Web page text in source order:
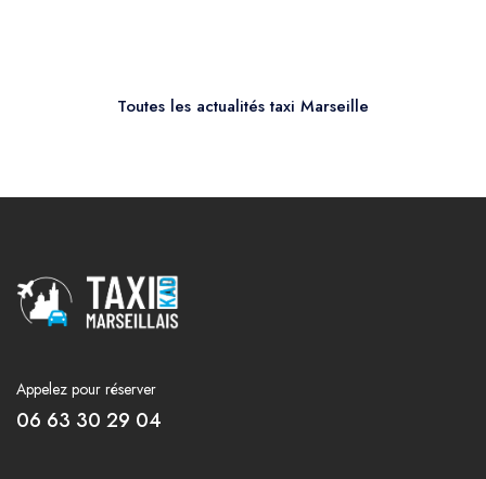
Toutes les actualités taxi Marseille
Appelez pour réserver
06 63 30 29 04